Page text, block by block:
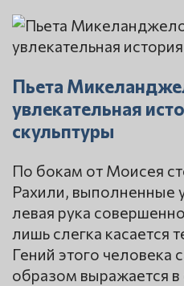
Пьета
увлекательная
скульптуры
По бокам от Моисея
Рахили, выполненные
левая рука
лишь слегка касается
Гений этого
образом выражается в